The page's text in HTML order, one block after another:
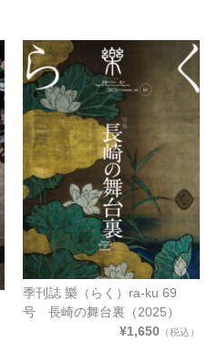
季刊誌 樂（らく）ra-ku 69
号 長崎の舞台裏（2025）
¥1,650 （税込）